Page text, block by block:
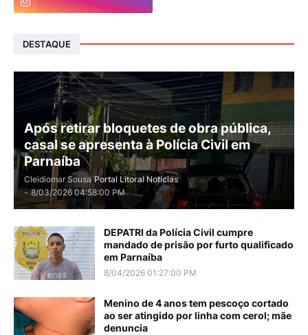
DESTAQUE
Após retirar bloquetes de obra pública,
casal se apresenta à Polícia Civil em
Parnaíba
Cleidiomar Sousa Portal Litoral Notícias
- 8/03/2026 04:58:00 PM
DEPATRI da Polícia Civil cumpre
mandado de prisão por furto qualificado
em Parnaíba
8/04/2026 01:27:00 PM
Menino de 4 anos tem pescoço cortado
ao ser atingido por linha com cerol; mãe
denuncia